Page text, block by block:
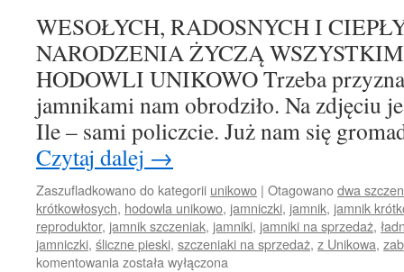
WESOŁYCH, RADOSNYCH I
NARODZENIA ŻYCZĄ
HODOWLI UNIKOWO Trzeba
jamnikami nam obrodziło. Na zdjęciu
Ile – sami policzcie. Już nam się
Czytaj dalej →
Zaszufladkowano do kategorii unikowo | Otagowanodwa
krótkowłosych, hodowla unikowo, jamniczki, jamnik, jamnik
reproduktor, jamnik szczeniak, jamniki, jamniki na sprzedaż,
jamniczki, śliczne pieski, szczeniaki na sprzedaż, z Unikowa,
komentowania Wesołych
została wyłączona